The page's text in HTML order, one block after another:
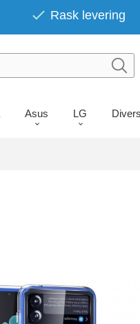
Rask levering
Asus LG